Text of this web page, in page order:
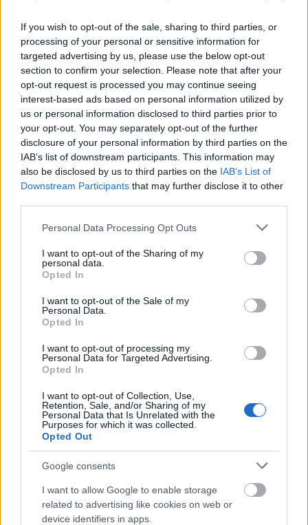
If you wish to opt-out of the sale, sharing to third parties, or
processing of your personal or sensitive information for
targeted advertising by us, please use the below opt-out
section to confirm your selection. Please note that after your
opt-out request is processed you may continue seeing
interest-based ads based on personal information utilized by
us or personal information disclosed to third parties prior to
your opt-out. You may separately opt-out of the further
disclosure of your personal information by third parties on the
IAB’s list of downstream participants. This information may
also be disclosed by us to third parties on the IAB’s List of
Downstream Participants that may further disclose it to other
Please note that this website/app uses one or more Google
not limited to your visit or usage behaviour. You may click to
grant or deny consent to Google and its third-party tags to
use your data for below specified purposes in below Google
consent section.
Personal Data Processing Opt Outs
I want to opt-out of the Sharing of my
personal data.
Opted In
I want to opt-out of the Sale of my
Personal Data.
Opted In
I want to opt-out of processing my
Personal Data for Targeted Advertising.
Opted In
I want to opt-out of Collection, Use,
Retention, Sale, and/or Sharing of my
Personal Data that Is Unrelated with the
Purposes for which it was collected.
Opted Out
Google consents
I want to allow Google to enable storage
related to advertising like cookies on web or
device identifiers in apps.
Név
E-mail cím
Feliratkozom a hírlevélre és elfogadom azadatvédelmi
szabályzatot!
FELIRATKOZÁS
Aktuális
árnyékában?
másodfokúra csökken a riasztás